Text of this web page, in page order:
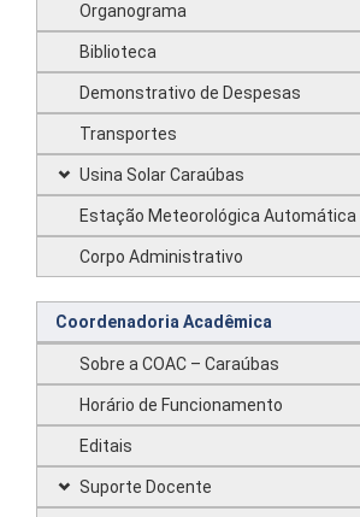
Organograma
Biblioteca
Demonstrativo de Despesas
Transportes
Usina Solar Caraúbas
Estação Meteorológica Automática
Corpo Administrativo
Coordenadoria Acadêmica
Sobre a COAC – Caraúbas
Horário de Funcionamento
Editais
Suporte Docente